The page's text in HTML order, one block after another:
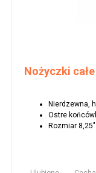
Nożyczki
Nierdzewna,
Ostre
Rozmiar